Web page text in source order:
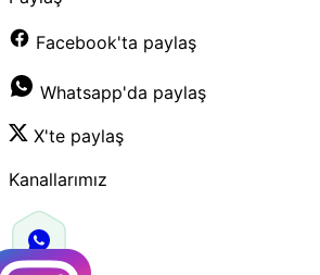
Facebook'ta paylaş
Whatsapp'da paylaş
X'te paylaş
Kanallarımız